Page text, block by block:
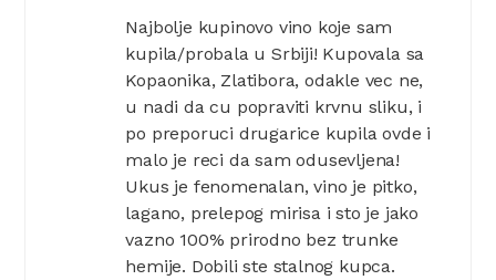
Najbolje kupinovo vino koje sam
kupila/probala u Srbiji! Kupovala sa
Kopaonika, Zlatibora, odakle vec ne,
u nadi da cu popraviti krvnu sliku, i
po preporuci drugarice kupila ovde i
malo je reci da sam odusevljena!
Ukus je fenomenalan, vino je pitko,
lagano, prelepog mirisa i sto je jako
vazno 100% prirodno bez trunke
hemije. Dobili ste stalnog kupca.